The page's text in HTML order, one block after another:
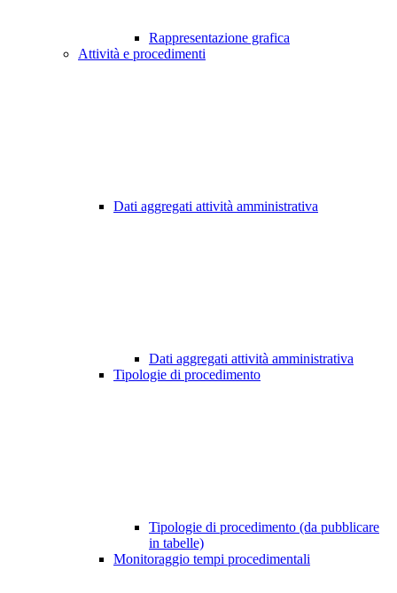
Rappresentazione grafica
Attività e procedimenti
Dati aggregati attività amministrativa
Dati aggregati attività amministrativa
Tipologie di procedimento
Tipologie di procedimento (da pubblicare
in tabelle)
Monitoraggio tempi procedimentali